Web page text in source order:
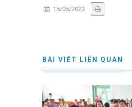
16/05/2023
BÀI VIẾT LIÊN QUAN